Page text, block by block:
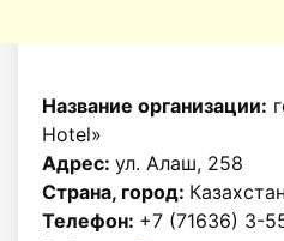
Название организации:
Hotel»
Адрес: ул. Алаш, 258
Страна, город:
Телефон: +7 (71636) 3-